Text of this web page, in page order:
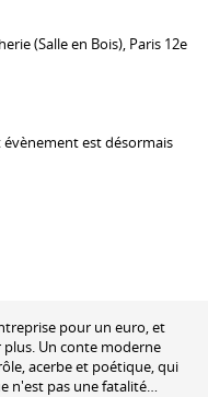
(Salle en Bois), Paris 12e
évènement est désormais
pour un euro, et
plus. Un conte moderne
acerbe et poétique, qui
n'est pas une fatalité…